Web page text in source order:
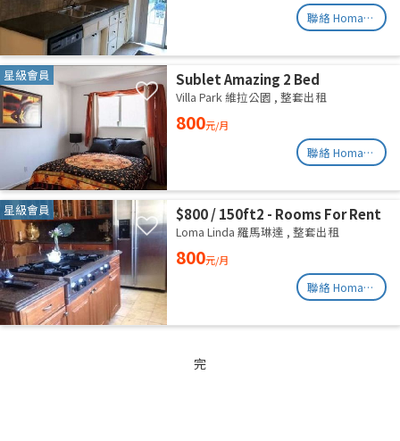
聯絡 Homates
星級會員
Sublet Amazing 2 Bed
Apartment in Venice (Rose and
6th Ave)
Villa Park 維拉公園 , 整套出租
800元/月
聯絡 Homates
星級會員
$800 / 150ft2 - Rooms For Rent
near CSUN (Northridge)
Loma Linda 羅馬琳達 , 整套出租
800元/月
聯絡 Homates
完